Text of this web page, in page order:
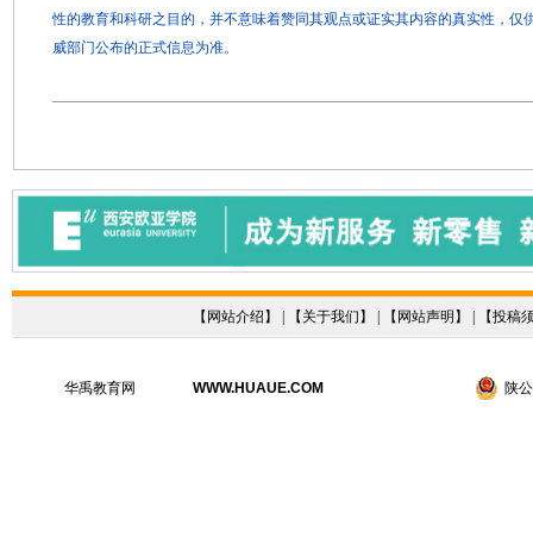
性的教育和科研之目的，并不意味着赞同其观点或证实其内容的真实性，仅
威部门公布的正式信息为准。
【 网站介绍 】 | 【 关于我们 】 | 【 网站声明 】 | 【投稿
华禹教育网 WWW.HUAUE.COM 陕